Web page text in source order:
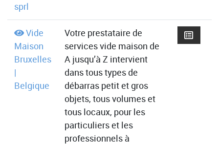
sprl
Vide
Maison
Bruxelles
|
Belgique
Votre prestataire de
services vide maison de
A jusqu’à Z intervient
dans tous types de
débarras petit et gros
objets, tous volumes et
tous locaux, pour les
particuliers et les
professionnels à